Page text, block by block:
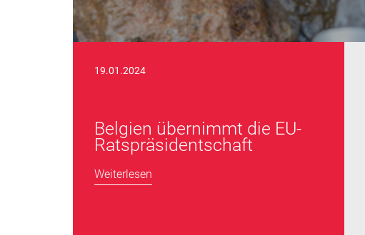
19.01.2024
Belgien übernimmt die EU-
Ratspräsidentschaft
Weiterlesen